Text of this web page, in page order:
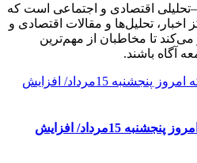
اقتصادی و اجتماعی است که
متمرکز اخبار، تحلیل‌ها و مقالات اقتصادی و
تا مخاطبان از مهم‌ترین
آگاه باشند.
قیمت طلا، دلار و سکه امروز پنجشنبه 15مرداد/ افزایش